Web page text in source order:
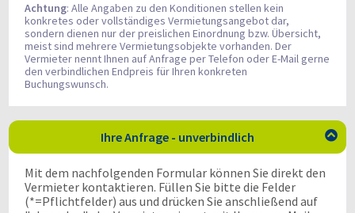
Achtung: Alle Angaben zu den Konditionen stellen kein
konkretes oder vollständiges Vermietungsangebot dar,
sondern dienen nur der preislichen Einordnung bzw. Übersicht,
meist sind mehrere Vermietungsobjekte vorhanden. Der
Vermieter nennt Ihnen auf Anfrage per Telefon oder E-Mail gerne
den verbindlichen Endpreis für Ihren konkreten
Buchungswunsch.
Ihre Anfrage - unverbindlich 
Mit dem nachfolgenden Formular können Sie direkt den
Vermieter kontaktieren. Füllen Sie bitte die Felder
(*=Pflichtfelder) aus und drücken Sie anschließend auf